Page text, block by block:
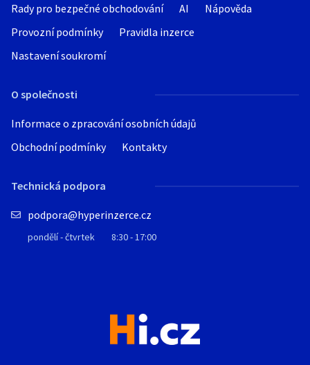
Rady pro bezpečné obchodování
AI
Nápověda
Provozní podmínky
Pravidla inzerce
Nastavení soukromí
O společnosti
Informace o zpracování osobních údajů
Obchodní podmínky
Kontakty
Technická podpora
podpora@hyperinzerce.cz
pondělí - čtvrtek 8:30 - 17:00